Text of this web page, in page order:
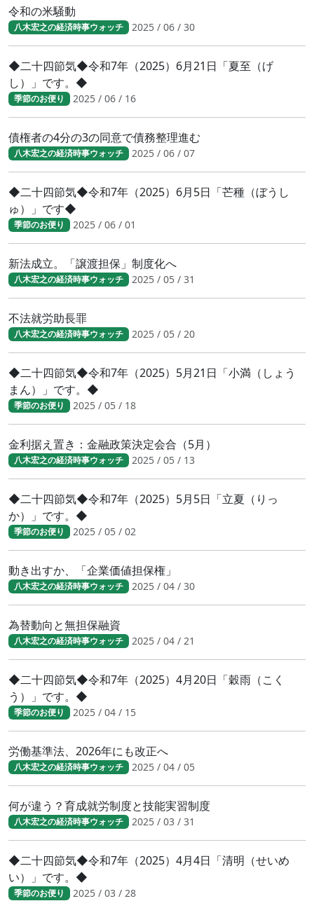
令和の米騒動
八木宏之の経済時事ウォッチ 2025 / 06 / 30
◆二十四節気◆令和7年（2025）6月21日「夏至（げ
し）」です。◆
季節のお便り 2025 / 06 / 16
債権者の4分の3の同意で債務整理進む
八木宏之の経済時事ウォッチ 2025 / 06 / 07
◆二十四節気◆令和7年（2025）6月5日「芒種（ぼうし
ゅ）」です◆
季節のお便り 2025 / 06 / 01
新法成立。「譲渡担保」制度化へ
八木宏之の経済時事ウォッチ 2025 / 05 / 31
不法就労助長罪
八木宏之の経済時事ウォッチ 2025 / 05 / 20
◆二十四節気◆令和7年（2025）5月21日「小満（しょう
まん）」です。◆
季節のお便り 2025 / 05 / 18
金利据え置き：金融政策決定会合（5月）
八木宏之の経済時事ウォッチ 2025 / 05 / 13
◆二十四節気◆令和7年（2025）5月5日「立夏（りっ
か）」です。◆
季節のお便り 2025 / 05 / 02
動き出すか、「企業価値担保権」
八木宏之の経済時事ウォッチ 2025 / 04 / 30
為替動向と無担保融資
八木宏之の経済時事ウォッチ 2025 / 04 / 21
◆二十四節気◆令和7年（2025）4月20日「穀雨（こく
う）」です。◆
季節のお便り 2025 / 04 / 15
労働基準法、2026年にも改正へ
八木宏之の経済時事ウォッチ 2025 / 04 / 05
何が違う？育成就労制度と技能実習制度
八木宏之の経済時事ウォッチ 2025 / 03 / 31
◆二十四節気◆令和7年（2025）4月4日「清明（せいめ
い）」です。◆
季節のお便り 2025 / 03 / 28